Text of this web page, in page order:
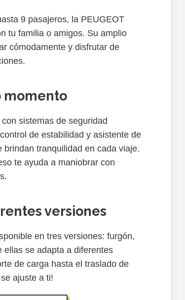
9 pasajeros, la PEUGEOT
tu familia o amigos. Su amplio
cómodamente y disfrutar de
momento
sistemas de seguridad
de estabilidad y asistente de
tranquilidad en cada viaje.
te ayuda a maniobrar con
versiones
en tres versiones: furgón,
ellas se adapta a diferentes
de carga hasta el traslado de
ajuste a ti!